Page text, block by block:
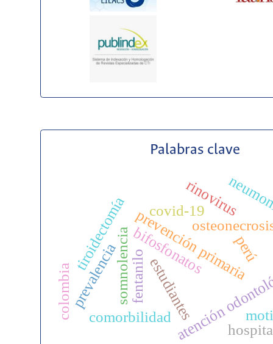
Palabras clave
bifosfonatos
atención
prevención primaria
somnolencia estudiantes
prevalencia
covid-19rinovirus
comorbilidad
colombia
perú
fentanilo
tiroidectomía